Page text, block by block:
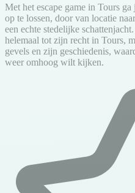
Met het escape game in Tours
op te lossen, door van locatie
een echte stedelijke
helemaal tot zijn recht in Tours,
gevels en zijn geschiedenis,
weer omhoog wilt kijken.